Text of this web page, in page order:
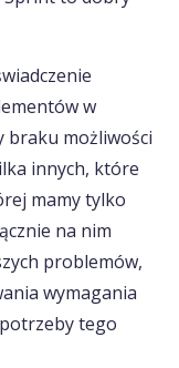
w
braku możliwości
innych, które
mamy tylko
na nim
problemów,
wymagania
potrzeby tego